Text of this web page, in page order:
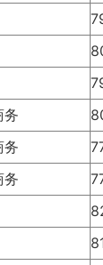
务
务
务